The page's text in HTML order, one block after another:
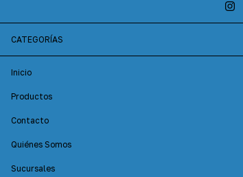
CATEGORÍAS
Inicio
Productos
Contacto
Quiénes Somos
Sucursales